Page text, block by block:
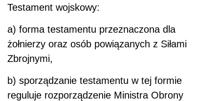
Testament wojskowy:
a) forma testamentu przeznaczona dla
żołnierzy oraz osób powiązanych z Siłami
Zbrojnymi,
b) sporządzanie testamentu w tej formie
reguluje rozporządzenie Ministra Obrony